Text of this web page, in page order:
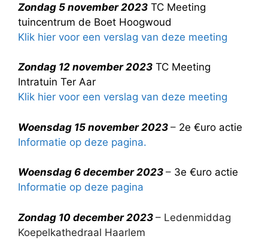
Zondag 5 november 2023 TC Meeting
tuincentrum de Boet Hoogwoud
Klik hier voor een verslag van deze meeting
Zondag 12 november 2023 TC Meeting
Intratuin Ter Aar
Klik hier voor een verslag van deze meeting
Woensdag 15 november 2023 – 2e €uro actie
Informatie op deze pagina.
Woensdag 6 december 2023 – 3e €uro actie
Informatie op deze pagina
Zondag 10 december 2023 – Ledenmiddag
Koepelkathedraal Haarlem